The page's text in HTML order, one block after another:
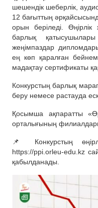
шешендік шеберлік,
12 бағыттың
орын беріледі. Өңірлік
барлық
жеңімпаздар
ең көп қаралған
мадақтау сертификаты
Конкурстың барлық
беру немесе растауда
Қосымша ақпаратты
орталығының
📌 Конкурстың
https://ppi.orleu-edu.kz
қабылданады.